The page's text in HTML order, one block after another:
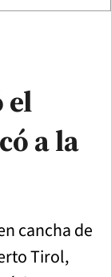
el
a la
cancha de
Tirol,